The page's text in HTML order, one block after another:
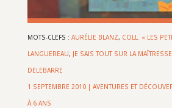
MOTS-CLEFS : AURÉLIE BLANZ, COLL. « LES
LANGUEREAU, JE SAIS TOUT SUR LA MAÎTRESSE
DELEBARRE
1 SEPTEMBRE 2010| AVENTURES ET
À 6 ANS